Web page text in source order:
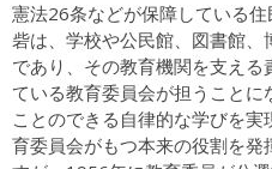
憲法26条などが保障している
砦は、学校や公民館、図書館
であり、その教育機関を支え
ている教育委員会が担うこと
ことのできる自律的な学びを
育委員会がもつ本来の役割を発